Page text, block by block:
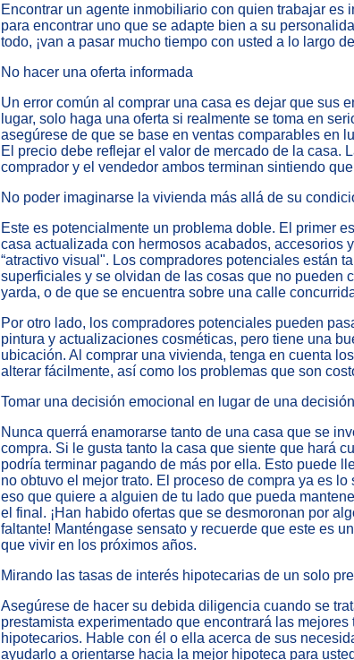
Encontrar un agente inmobiliario con quien trabajar es
para encontrar uno que se adapte bien a su
todo, ¡van a pasar mucho tiempo con usted a lo largo
No hacer una oferta informada
Un error común al comprar una casa es dejar que sus
lugar, solo haga una oferta si realmente se toma en
asegúrese de que se base en ventas comparables en
El precio debe reflejar el valor de mercado de la casa.
comprador y el vendedor ambos terminan sintiendo
No poder imaginarse la vivienda más allá de su
Este es potencialmente un problema doble. El primer
casa actualizada con hermosos acabados, accesorios
“atractivo visual". Los compradores potenciales están
superficiales y se olvidan de las cosas que no pueden
yarda, o de que se encuentra sobre una calle
Por otro lado, los compradores potenciales pueden
pintura y actualizaciones cosméticas, pero tiene una
ubicación. Al comprar una vivienda, tenga en cuenta
alterar fácilmente, así como los problemas que son
Tomar una decisión emocional en lugar de una
Nunca querrá enamorarse tanto de una casa que se
compra. Si le gusta tanto la casa que siente que hará
podría terminar pagando de más por ella. Esto puede
no obtuvo el mejor trato. El proceso de compra ya es
eso que quiere a alguien de tu lado que pueda
el final. ¡Han habido ofertas que se desmoronan por
faltante! Manténgase sensato y recuerde que este es
que vivir en los próximos años.
Mirando las tasas de interés hipotecarias de un solo
Asegúrese de hacer su debida diligencia cuando se
prestamista experimentado que encontrará las
hipotecarios. Hable con él o ella acerca de sus
ayudarlo a orientarse hacia la mejor hipoteca para